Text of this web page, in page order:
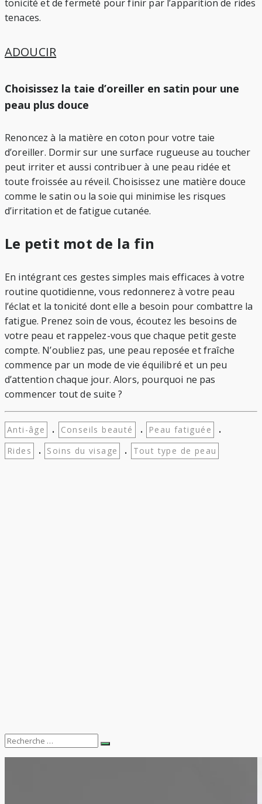
tonicité et de fermeté pour finir par l’apparition de rides
tenaces.
ADOUCIR
Choisissez la taie d’oreiller en satin pour une
peau plus douce
Renoncez à la matière en coton pour votre taie
d’oreiller. Dormir sur une surface rugueuse au toucher
peut irriter et aussi contribuer à une peau ridée et
toute froissée au réveil. Choisissez une matière douce
comme le satin ou la soie qui minimise les risques
d’irritation et de fatigue cutanée.
Le petit mot de la fin
En intégrant ces gestes simples mais efficaces à votre
routine quotidienne, vous redonnerez à votre peau
l’éclat et la tonicité dont elle a besoin pour combattre la
fatigue. Prenez soin de vous, écoutez les besoins de
votre peau et rappelez-vous que chaque petit geste
compte. N’oubliez pas, une peau reposée et fraîche
commence par un mode de vie équilibré et un peu
d’attention chaque jour. Alors, pourquoi ne pas
commencer tout de suite ?
Anti-âge . Conseils beauté . Peau fatiguée .
Rides . Soins du visage . Tout type de peau
Search
for:
Recherche